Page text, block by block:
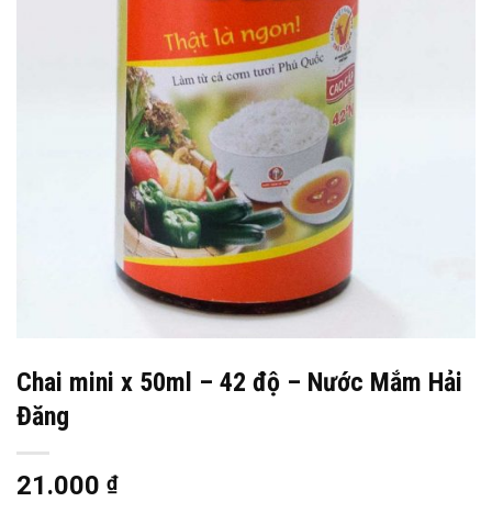
Chai mini x 50ml – 42 độ – Nước Mắm Hải
Đăng
21.000 ₫